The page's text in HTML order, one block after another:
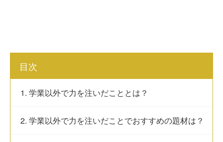
目次
1. 学業以外で力を注いだこととは？
2. 学業以外で力を注いだことでおすすめの題材は？